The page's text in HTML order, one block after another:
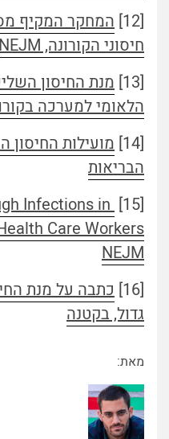
[12]
המחקר המקיף
חיסוני הקורונה, NEJM
[13]
מנת החיסון
הלאומי למערכה
[14]
מועילות החיסון
הבריאות
[15]
Infections in
NEJM
[16]
כתבה על מנת
גדול, בקטנה
מאת: